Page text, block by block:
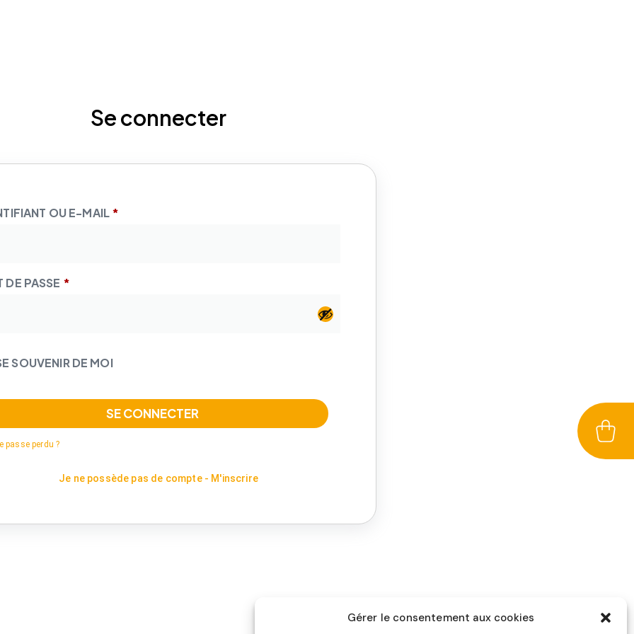
Gérer le consentement aux cookies
Se connecter
OU E-MAIL*
DE PASSE *
SOUVENIR DE MOI
SE CONNECTER
passe perdu ?
Je ne possède pas de compte - M'inscrire